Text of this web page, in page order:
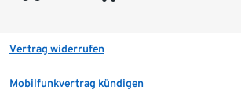
Vertrag widerrufen
Mobilfunkvertrag kündigen